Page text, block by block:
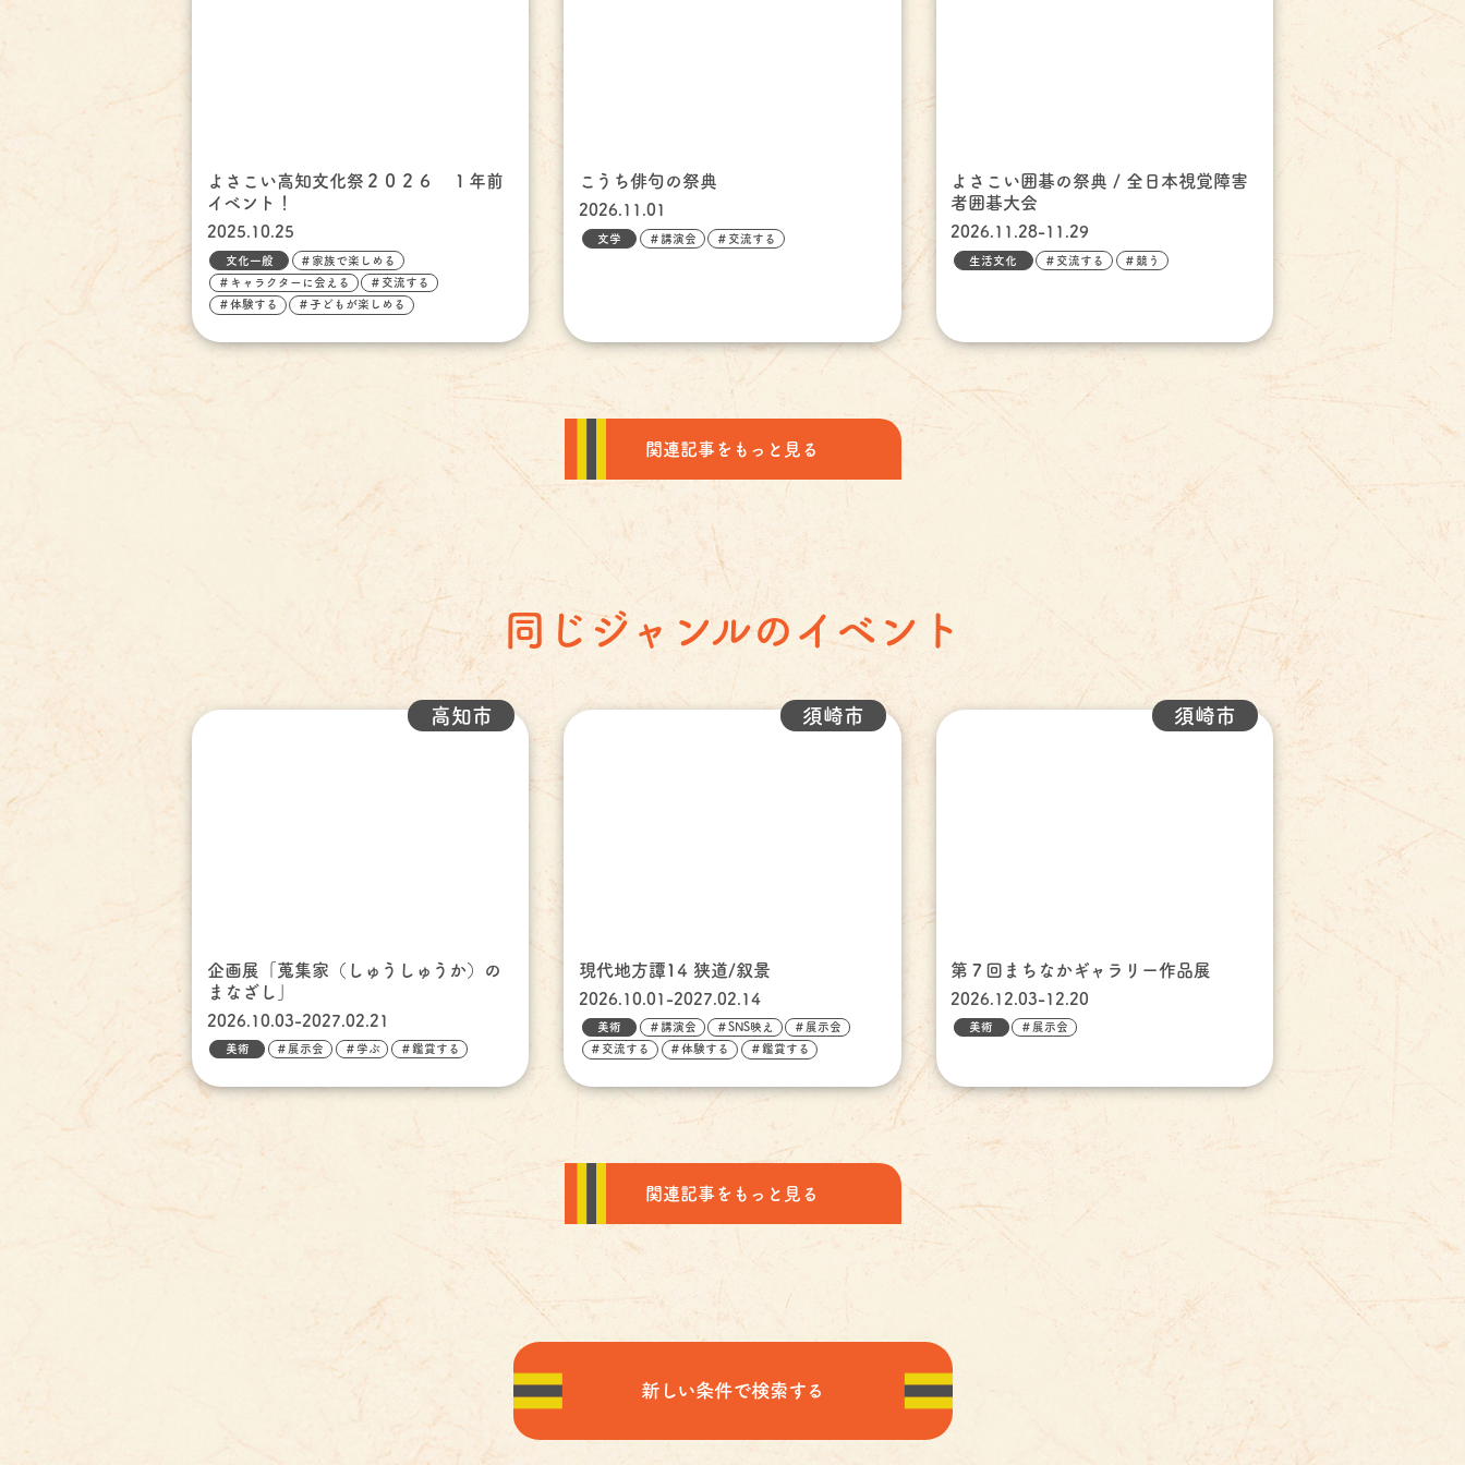
よさこい高知文化祭２０２６ １年前
イベント！
2025.10.25
文化一般 ＃家族で楽しめる
＃キャラクターに会える ＃交流する
＃体験する ＃子どもが楽しめる
こうち俳句の祭典
2026.11.01
文学 ＃講演会 ＃交流する
よさこい囲碁の祭典 / 全日本視覚障害
者囲碁大会
2026.11.28-11.29
生活文化 ＃交流する ＃競う
関連記事をもっと見る
同じジャンルのイベント
企画展「蒐集家（しゅうしゅうか）の
まなざし」
2026.10.03-2027.02.21
高知市
美術 ＃展示会 ＃学ぶ ＃鑑賞する
現代地方譚14 狭道/叙景
2026.10.01-2027.02.14
須崎市
美術 ＃講演会 ＃SNS映え ＃展示会
＃交流する ＃体験する ＃鑑賞する
第７回まちなかギャラリー作品展
2026.12.03-12.20
須崎市
美術 ＃展示会
関連記事をもっと見る
新しい条件で検索する